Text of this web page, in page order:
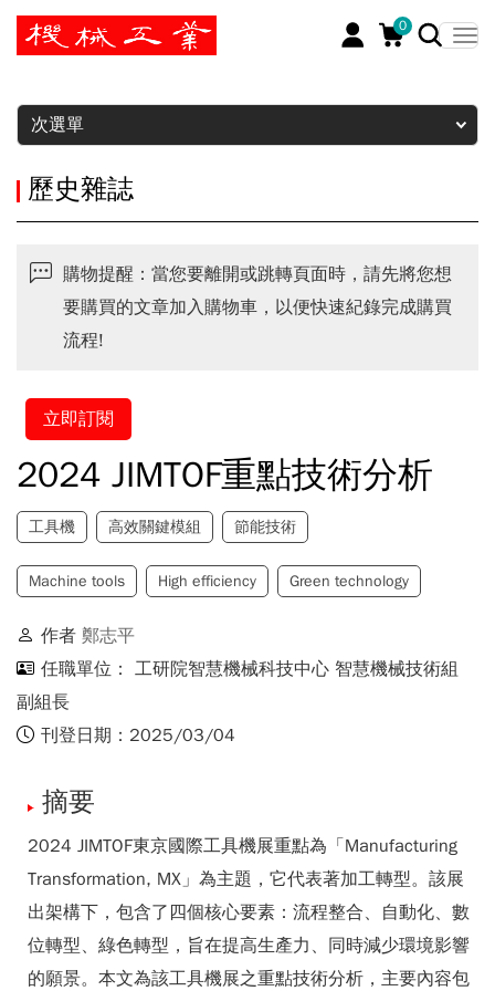
0
暫停
次選單
歷史雜誌
購物提醒：當您要離開或跳轉頁面時，請先將您想
要購買的文章加入購物車，以便快速紀錄完成購買
流程!
立即訂閱
2024 JIMTOF重點技術分析
工具機 高效關鍵模組 節能技術
Machine tools High efficiency Green technology
作者 鄭志平
任職單位： 工研院智慧機械科技中心 智慧機械技術組
副組長
刊登日期：2025/03/04
摘要
2024 JIMTOF東京國際工具機展重點為「Manufacturing
Transformation, MX」為主題，它代表著加工轉型。該展
出架構下，包含了四個核心要素：流程整合、自動化、數
位轉型、綠色轉型，旨在提高生產力、同時減少環境影響
的願景。本文為該工具機展之重點技術分析，主要內容包